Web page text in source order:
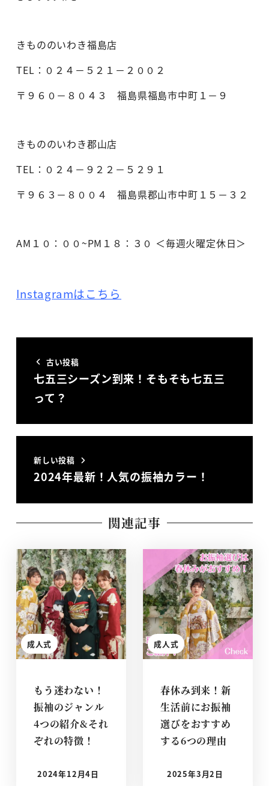
きもののいわき福島店
TEL：０２４－５２１－２００２
〒９６０－８０４３ 福島県福島市中町１－９
きもののいわき郡山店
TEL：０２４－９２２－５２９１
〒９６３－８００４ 福島県郡山市中町１５－３２
AM１０：００~PM１８：３０ ＜毎週火曜定休日＞
Instagramはこちら
古い投稿
七五三シーズン到来！そもそも七五三
って？
新しい投稿
2024年最新！人気の振袖カラー！
関連記事
成人式
もう迷わない！
振袖のジャンル
4つの紹介&それ
ぞれの特徴！
投稿日
2024年12月4日
成人式
春休み到来！新
生活前にお振袖
選びをおすすめ
する6つの理由
投稿日
2025年3月2日